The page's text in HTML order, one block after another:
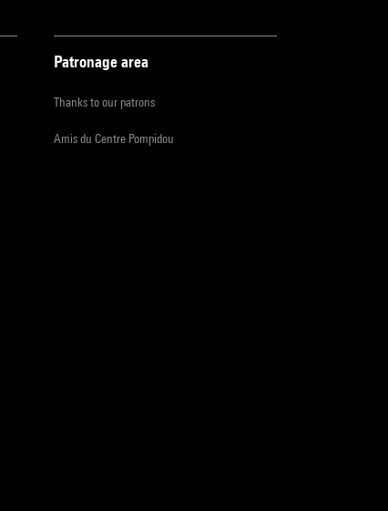
Patronage area
Thanks to our patrons
Amis du Centre Pompidou